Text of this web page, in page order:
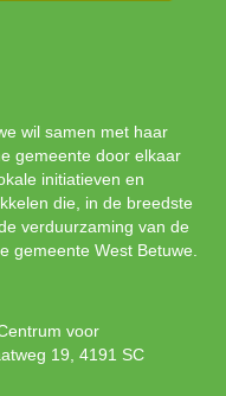
wil samen met haar
gemeente door elkaar
initiatieven en
die, in de breedste
verduurzaming van de
gemeente West Betuwe.
voor
19, 4191 SC